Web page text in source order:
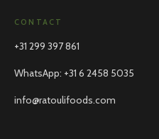
CONTACT
+31 299 397 861
WhatsApp: +31 6 2458 5035
info@ratoulifoods.com